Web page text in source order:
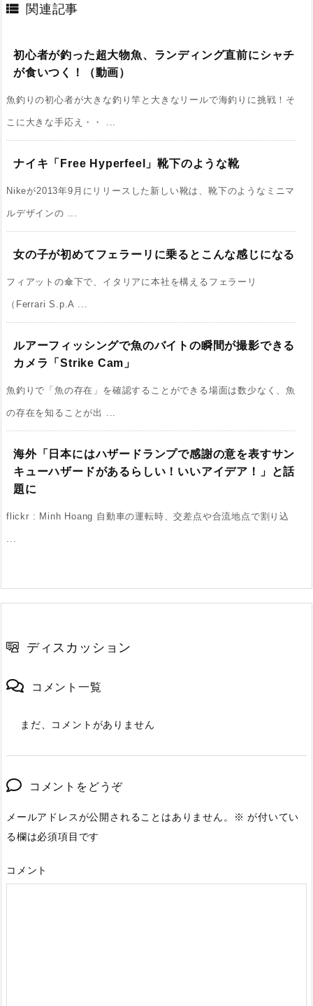
 関連記事
初心者が釣った超大物魚、ランディング直前にシャチ
が食いつく！（動画）
魚釣りの初心者が大きな釣り竿と大きなリールで海釣りに挑戦！そ
こに大きな手応え・・ ...
ナイキ「Free Hyperfeel」靴下のような靴
Nikeが2013年9月にリリースした新しい靴は、靴下のようなミニマ
ルデザインの ...
女の子が初めてフェラーリに乗るとこんな感じになる
フィアットの傘下で、イタリアに本社を構えるフェラーリ
（Ferrari S.p.A ...
ルアーフィッシングで魚のバイトの瞬間が撮影できる
カメラ「Strike Cam」
魚釣りで「魚の存在」を確認することができる場面は数少なく、魚
の存在を知ることが出 ...
海外「日本にはハザードランプで感謝の意を表すサン
キューハザードがあるらしい！いいアイデア！」と話
題に
flickr : Minh Hoang 自動車の運転時、交差点や合流地点で割り込
ディスカッション
コメント一覧
まだ、コメントがありません
コメントをどうぞ
メールアドレスが公開されることはありません。 ※ が付いてい
る欄は必須項目です
コメント